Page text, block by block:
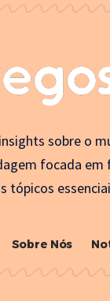
sobre o
focada
tópicos
Sobre Nós